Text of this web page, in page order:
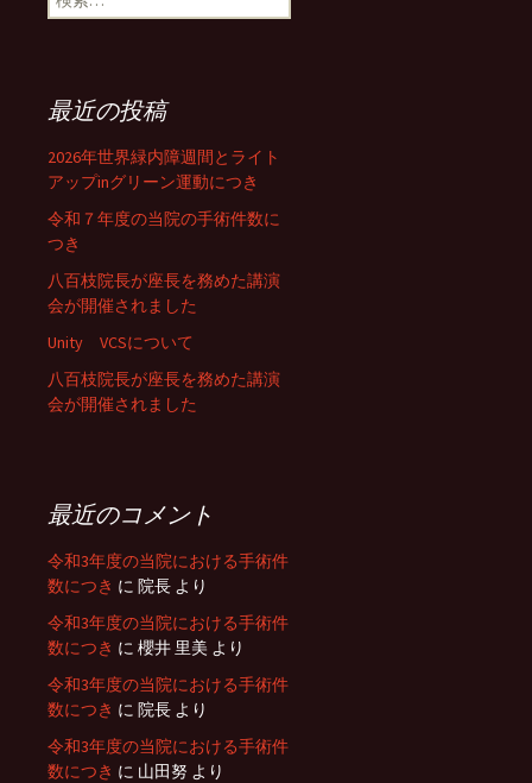
索:
最近の投稿
2026年世界緑内障週間とライト
アップinグリーン運動につき
令和７年度の当院の手術件数に
つき
八百枝院長が座長を務めた講演
会が開催されました
Unity VCSについて
八百枝院長が座長を務めた講演
会が開催されました
最近のコメント
令和3年度の当院における手術件
数につき に 院長 より
令和3年度の当院における手術件
数につき に 櫻井 里美 より
令和3年度の当院における手術件
数につき に 院長 より
令和3年度の当院における手術件
数につき に 山田努 より